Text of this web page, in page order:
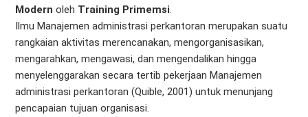
Modern oleh Training Primemsi.
Ilmu Manajemen administrasi perkantoran merupakan suatu
rangkaian aktivitas merencanakan, mengorganisasikan,
mengarahkan, mengawasi, dan mengendalikan hingga
menyelenggarakan secara tertib pekerjaan Manajemen
administrasi perkantoran (Quible, 2001) untuk menunjang
pencapaian tujuan organisasi.